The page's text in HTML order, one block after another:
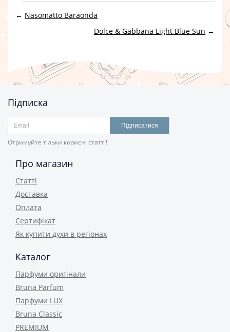
← Nasomatto Baraonda
Dolce & Gabbana Light Blue Sun →
Підписка
Підписатися
Отримуйте тільки корисні статті!
Про магазин
Статті
Доставка
Оплата
Сертифікат
Як купити духи в регіонах
Каталог
Парфуми оригінали
Bruna Parfum
Парфуми LUX
Bruna Classic
PREMIUM